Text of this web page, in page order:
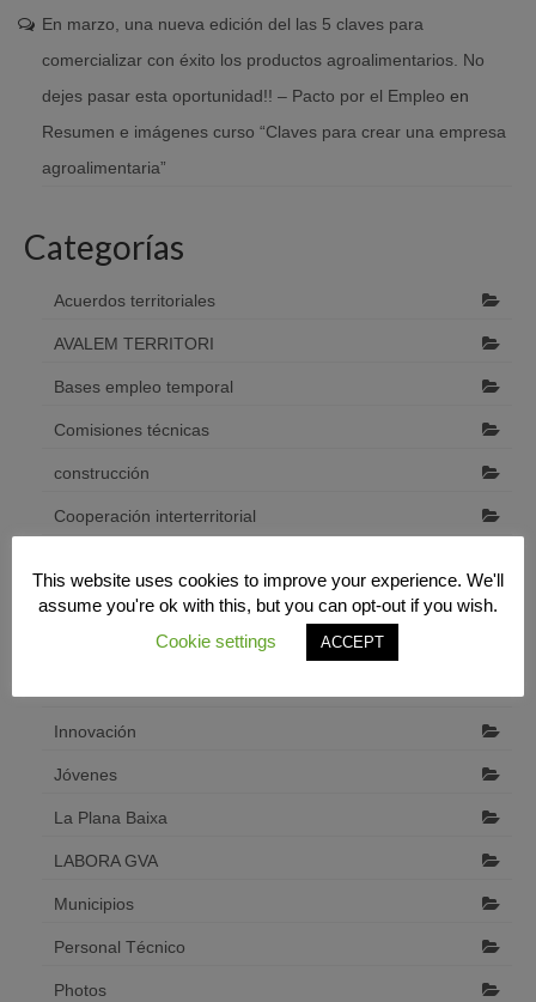
En marzo, una nueva edición del las 5 claves para
comercializar con éxito los productos agroalimentarios. No
dejes pasar esta oportunidad!! – Pacto por el Empleo en
Resumen e imágenes curso “Claves para crear una empresa
agroalimentaria”
Categorías
Acuerdos territoriales
AVALEM TERRITORI
Bases empleo temporal
Comisiones técnicas
construcción
Cooperación interterritorial
Diputació de Castelló
emprendedores
Innovación
Jóvenes
La Plana Baixa
LABORA GVA
Municipios
Personal Técnico
Photos
This website uses cookies to improve your experience. We'll
assume you're ok with this, but you can opt-out if you wish.
Cookie settings
ACCEPT